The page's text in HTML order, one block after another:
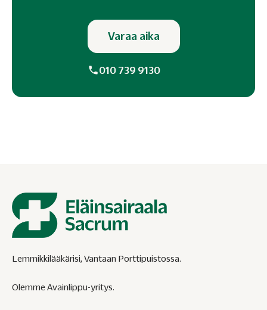
Varaa aika
010 739 9130
Lemmikkilääkärisi, Vantaan Porttipuistossa.
Olemme Avainlippu-yritys.